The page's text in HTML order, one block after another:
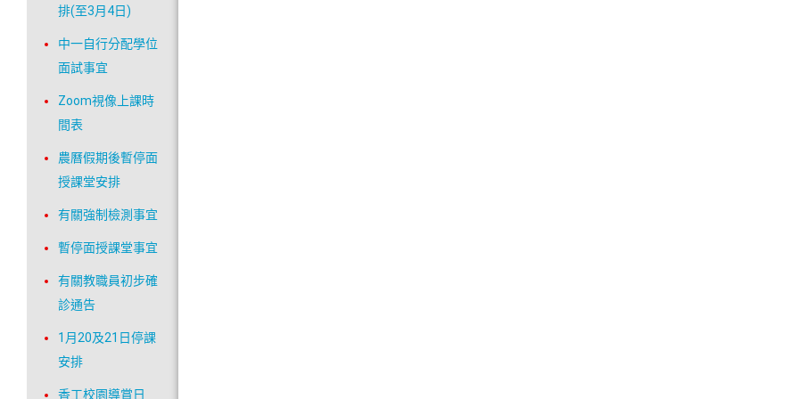
排(至3月4日)
中一自行分配學位
面試事宜
Zoom視像上課時
間表
農曆假期後暫停面
授課堂安排
有關強制檢測事宜
暫停面授課堂事宜
有關教職員初步確
診通告
1月20及21日停課
安排
香工校園導賞日